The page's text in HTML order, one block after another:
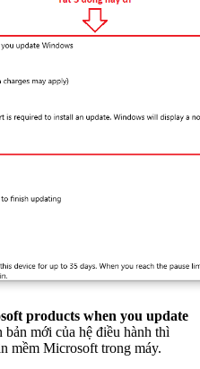
products when you update
mới của hệ điều hành thì
mềm Microsoft trong máy.